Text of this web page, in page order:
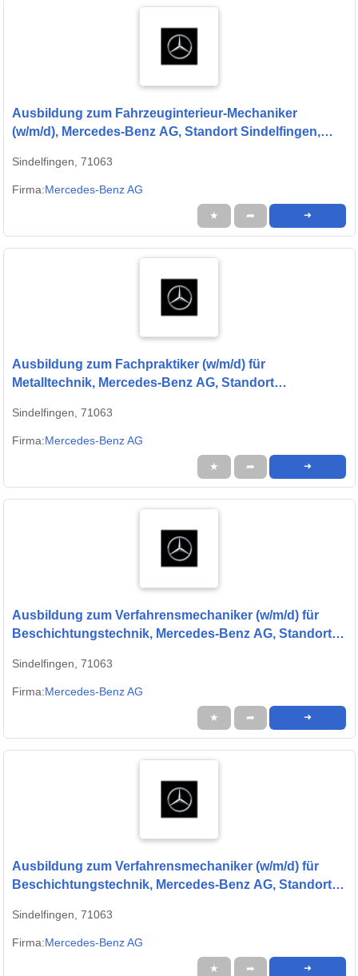
Ausbildung zum Fahrzeuginterieur-Mechaniker
(w/m/d), Mercedes-Benz AG, Standort Sindelfingen,
Sindelfingen, 71063
Firma:Mercedes-Benz AG
★ ➦ ➜
Ausbildung zum Fachpraktiker (w/m/d) für
Metalltechnik, Mercedes-Benz AG, Standort
Sindelfingen, 71063
Firma:Mercedes-Benz AG
★ ➦ ➜
Ausbildung zum Verfahrensmechaniker (w/m/d) für
Beschichtungstechnik, Mercedes-Benz AG, Standort
Sindelfingen, 71063
Firma:Mercedes-Benz AG
★ ➦ ➜
Ausbildung zum Verfahrensmechaniker (w/m/d) für
Beschichtungstechnik, Mercedes-Benz AG, Standort
Sindelfingen, 71063
Firma:Mercedes-Benz AG
★ ➦ ➜